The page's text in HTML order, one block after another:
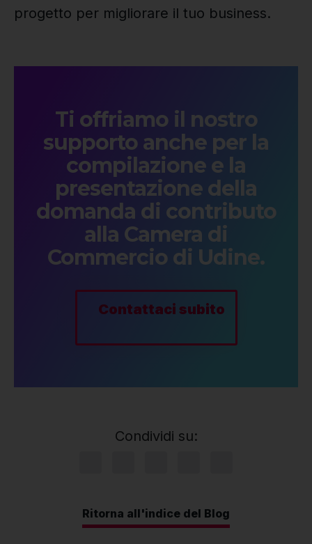
progetto per migliorare il tuo business.
Ti offriamo il nostro
supporto anche per la
compilazione e la
presentazione della
domanda di contributo
alla Camera di
Commercio di Udine.
Contattaci subito
Condividi su:
Ritorna all'indice del Blog